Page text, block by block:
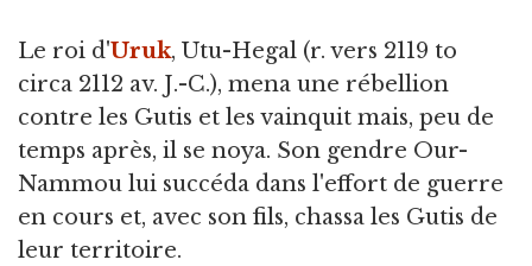
Le roi d'Uruk, Utu-Hegal (r. vers 2119 to
circa 2112 av. J.-C.), mena une rébellion
contre les Gutis et les vainquit mais, peu de
temps après, il se noya. Son gendre Our-
Nammou lui succéda dans l'effort de guerre
en cours et, avec son fils, chassa les Gutis de
leur territoire.